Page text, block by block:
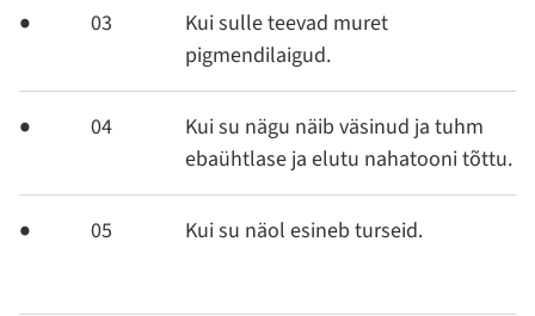
03
Kui sulle teevad muret
pigmendilaigud.
04
Kui su nägu näib väsinud ja tuhm
ebaühtlase ja elutu nahatooni tõttu.
05 Kui su näol esineb turseid.